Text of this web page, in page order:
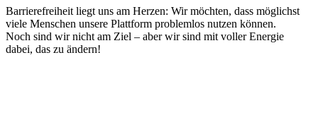
Barrierefreiheit liegt uns am Herzen: Wir möchten, dass möglichst
viele Menschen unsere Plattform problemlos nutzen können.
Noch sind wir nicht am Ziel – aber wir sind mit voller Energie
dabei, das zu ändern!